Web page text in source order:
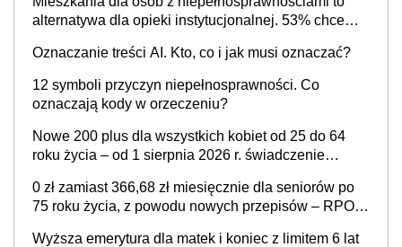
alternatywa dla opieki instytucjonalnej. 53% chce
Oznaczanie treści AI. Kto, co i jak musi oznaczać?
12 symboli przyczyn niepełnosprawności. Co
oznaczają kody w orzeczeniu?
Nowe 200 plus dla wszystkich kobiet od 25 do 64
roku życia – od 1 sierpnia 2026 r. świadczenie
0 zł zamiast 366,68 zł miesięcznie dla seniorów po
75 roku życia, z powodu nowych przepisów – RPO
Wyższa emerytura dla matek i koniec z limitem 6 lat